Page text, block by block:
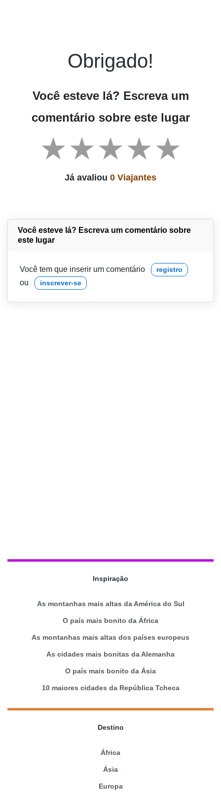
Obrigado!
Você esteve lá? Escreva um
comentário sobre este lugar
Já avaliou 0 Viajantes
Você esteve lá? Escreva um comentário sobre
este lugar
Você tem que inserir um comentário registro
ou inscrever-se
Inspiração
As montanhas mais altas da América do Sul
O país mais bonito da África
As montanhas mais altas dos países europeus
As cidades mais bonitas da Alemanha
O país mais bonito da Ásia
10 maiores cidades da República Tcheca
Destino
África
Ásia
Europa